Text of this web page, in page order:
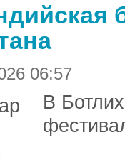
06:57
В